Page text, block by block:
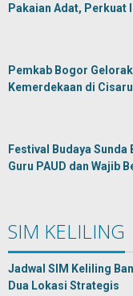
Pakaian Adat, Perkuat
Pemkab Bogor
Kemerdekaan di
Festival Budaya
Guru PAUD dan Wajib
SIM KELILING
Jadwal SIM Keliling
Dua Lokasi Strategis